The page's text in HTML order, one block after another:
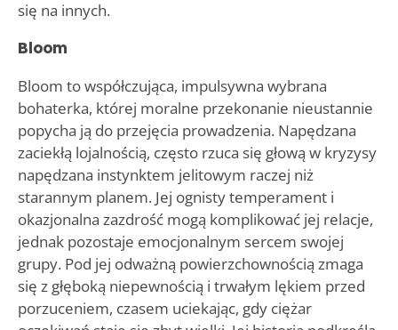
się na innych.
Bloom
Bloom to współczująca, impulsywna wybrana
bohaterka, której moralne przekonanie nieustannie
popycha ją do przejęcia prowadzenia. Napędzana
zaciekłą lojalnością, często rzuca się głową w kryzysy
napędzana instynktem jelitowym raczej niż
starannym planem. Jej ognisty temperament i
okazjonalna zazdrość mogą komplikować jej relacje,
jednak pozostaje emocjonalnym sercem swojej
grupy. Pod jej odważną powierzchownością zmaga
się z głęboką niepewnością i trwałym lękiem przed
porzuceniem, czasem uciekając, gdy ciężar